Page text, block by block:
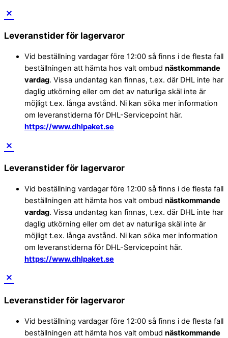
Leveranstider för lagervaror
Vid beställning vardagar före 12:00 så finns i de flesta fall
beställningen att hämta hos valt ombud nästkommande
vardag. Vissa undantag kan finnas, t.ex. där DHL inte har
daglig utkörning eller om det av naturliga skäl inte är
möjligt t.ex. långa avstånd. Ni kan söka mer information
om leveranstiderna för DHL-Servicepoint här.
https://www.dhlpaket.se
Leveranstider för lagervaror
Vid beställning vardagar före 12:00 så finns i de flesta fall
beställningen att hämta hos valt ombud nästkommande
vardag. Vissa undantag kan finnas, t.ex. där DHL inte har
daglig utkörning eller om det av naturliga skäl inte är
möjligt t.ex. långa avstånd. Ni kan söka mer information
om leveranstiderna för DHL-Servicepoint här.
https://www.dhlpaket.se
Leveranstider för lagervaror
Vid beställning vardagar före 12:00 så finns i de flesta fall
beställningen att hämta hos valt ombud nästkommande